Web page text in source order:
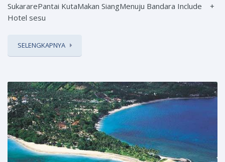
SukararePantai KutaMakan SiangMenuju Bandara Include +
Hotel sesu
SELENGKAPNYA